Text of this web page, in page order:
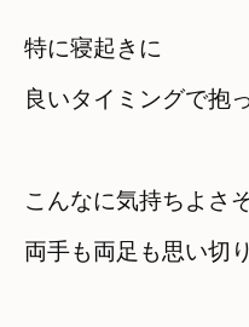
特に寝起きに
こんなに気持ちよさ
両手も両足も思い切